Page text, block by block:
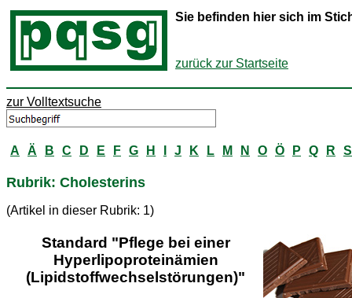
Sie befinden hier sich im
zurück zur Startseite
zur Volltextsuche
A Ä B C D E F G H J K L M N O Ö P Q R S
Rubrik: Cholesterins
(Artikel in dieser Rubrik: 1)
Standard "Pflege bei einer
Hyperlipoproteinämien
(Lipidstoffwechselstörungen)"